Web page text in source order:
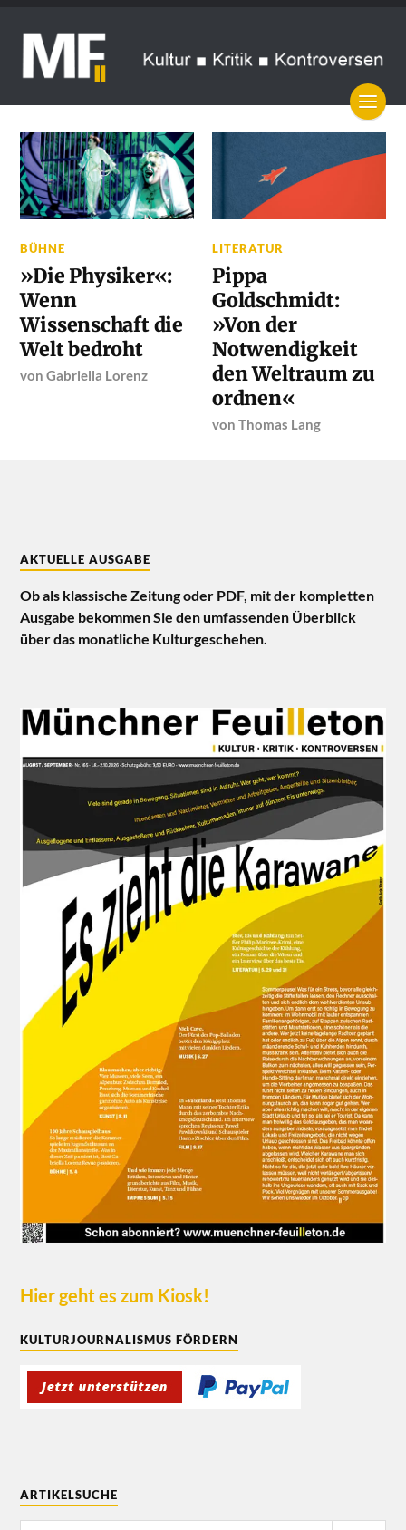
BÜHNE
»Die Physiker«:
Wenn
Wissenschaft die
Welt bedroht
vonGabriella Lorenz
LITERATUR
Pippa
Goldschmidt:
»Von der
Notwendigkeit
den Weltraum zu
ordnen«
vonThomas Lang
AKTUELLE AUSGABE
Ob als klassische Zeitung oder PDF, mit der kompletten
Ausgabe bekommen Sie den umfassenden Überblick
über das monatliche Kulturgeschehen.
Hier geht es zum Kiosk!
KULTURJOURNALISMUS FÖRDERN
ARTIKELSUCHE